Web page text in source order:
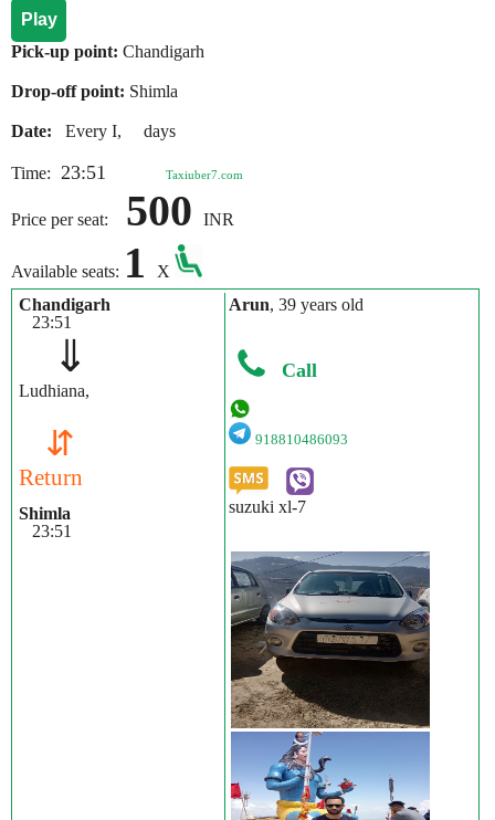
Play
Pick-up point: Chandigarh
Drop-off point: Shimla
Date: Every I, days
Time: 23:51 Taxiuber7.com
Price per seat: 500 INR
Available seats: 1
X
Chandigarh
23:51
⇓
Ludhiana,
⇵
Return
Shimla
23:51
Arun, 39 years old
Call
918810486093
suzuki xl-7